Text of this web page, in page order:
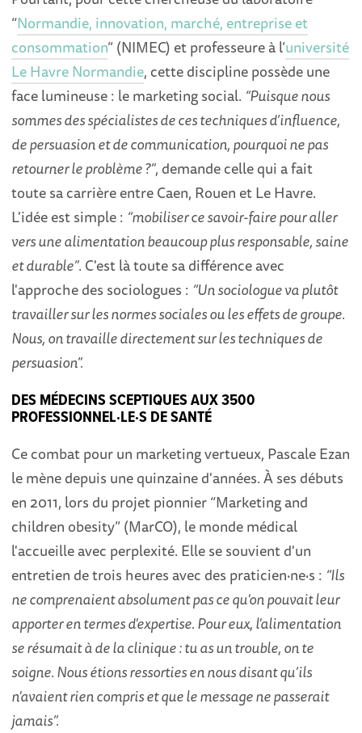
“Normandie, innovation, marché, entreprise et
consommation” (NIMEC) et professeure à l’université
Le Havre Normandie, cette discipline possède une
face lumineuse : le marketing social. “Puisque nous
sommes des spécialistes de ces techniques d’influence,
de persuasion et de communication, pourquoi ne pas
retourner le problème ?”, demande celle qui a fait
toute sa carrière entre Caen, Rouen et Le Havre.
L'idée est simple : “mobiliser ce savoir-faire pour aller
vers une alimentation beaucoup plus responsable, saine
et durable”. C'est là toute sa différence avec
l'approche des sociologues : “Un sociologue va plutôt
travailler sur les normes sociales ou les effets de groupe.
Nous, on travaille directement sur les techniques de
persuasion”.
DES MÉDECINS SCEPTIQUES AUX 3500
PROFESSIONNEL·LE·S DE SANTÉ
Ce combat pour un marketing vertueux, Pascale Ezan
le mène depuis une quinzaine d'années. À ses débuts
en 2011, lors du projet pionnier “Marketing and
children obesity” (MarCO), le monde médical
l'accueille avec perplexité. Elle se souvient d'un
entretien de trois heures avec des praticien·ne·s : “Ils
ne comprenaient absolument pas ce qu'on pouvait leur
apporter en termes d'expertise. Pour eux, l'alimentation
se résumait à de la clinique : tu as un trouble, on te
soigne. Nous étions ressorties en nous disant qu’ils
n'avaient rien compris et que le message ne passerait
jamais”.